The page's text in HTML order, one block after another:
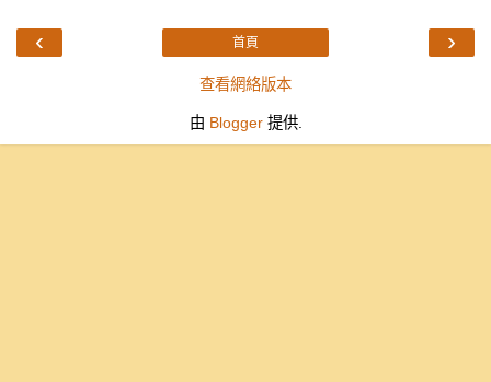
‹ ›
首頁
查看網絡版本
由 Blogger提供.